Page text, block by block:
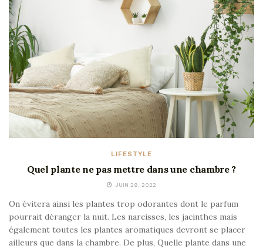
LIFESTYLE
Quel plante ne pas mettre dans une chambre ?
JUIN 29, 2022
On évitera ainsi les plantes trop odorantes dont le parfum
pourrait déranger la nuit. Les narcisses, les jacinthes mais
également toutes les plantes aromatiques devront se placer
ailleurs que dans la chambre. De plus, Quelle plante dans une